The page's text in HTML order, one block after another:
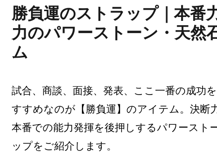
勝負運のストラップ｜本番
力のパワーストーン・天然
ム
試合、商談、面接、発表、ここ一番の成功
すすめなのが【勝負運】のアイテム。決断
本番での能力発揮を後押しするパワースト
ップをご紹介します。